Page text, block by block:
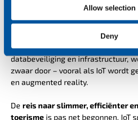
Allow selection
Deny
IoT verandert de toeristische
technologie biedt oplossingen die
verbeteren én operationele
En hoewel er uitdagingen zijn op
databeveiliging en infrastructuur,
zwaar door – vooral als IoT wordt
en augmented reality.
De reis naar slimmer, efficiënter
toerisme is pas net begonnen. IoT